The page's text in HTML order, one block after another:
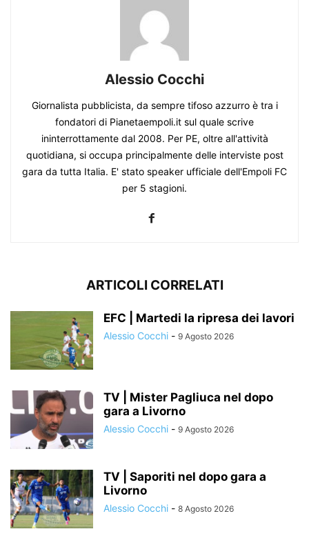
Alessio Cocchi
Giornalista pubblicista, da sempre tifoso azzurro è tra i
fondatori di Pianetaempoli.it sul quale scrive
ininterrottamente dal 2008. Per PE, oltre all'attività
quotidiana, si occupa principalmente delle interviste post
gara da tutta Italia. E' stato speaker ufficiale dell'Empoli FC
per 5 stagioni.
ARTICOLI CORRELATI
EFC | Martedi la ripresa dei lavori
Alessio Cocchi - 9 Agosto 2026
TV | Mister Pagliuca nel dopo
gara a Livorno
Alessio Cocchi - 9 Agosto 2026
TV | Saporiti nel dopo gara a
Livorno
Alessio Cocchi - 8 Agosto 2026